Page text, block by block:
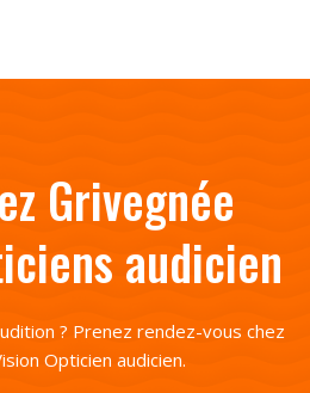
Grivegnée
audicien
? Prenez rendez-vous chez
Opticien audicien.